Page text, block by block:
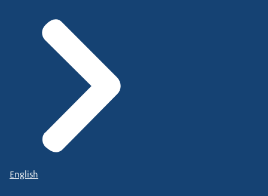
English